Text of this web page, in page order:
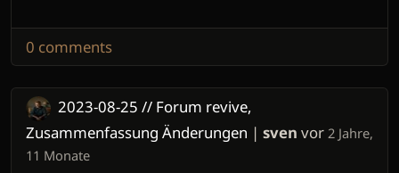
0 comments
2023-08-25 // Forum revive,
Zusammenfassung Änderungen | sven vor 2 Jahre,
11 Monate